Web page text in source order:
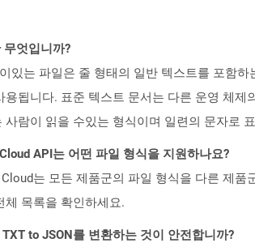
엇입니까?
있는 파일은 줄 형태의 일반 텍스트를 포함
용됩니다. 표준 텍스트 문서는 다른 운영 체
사람이 읽을 수있는 형식이며 일련의 문자로
API는 어떤 파일 형식을 지원하나요?
는 모든 제품군의 파일 형식을 다른 제품
체 목록을 확인하세요.
to JSON를 변환하는 것이 안전합니까?